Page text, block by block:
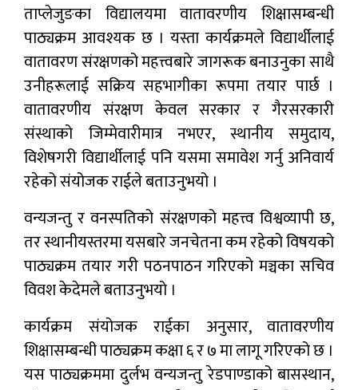
ताप्लेजुङका विद्यालयमा वातावरणीय शिक्षासम्बन्धी
पाठ्यक्रम आवश्यक छ । यस्ता कार्यक्रमले विद्यार्थीलाई
वातावरण संरक्षणको महत्त्वबारे जागरूक बनाउनुका साथै
उनीहरूलाई सक्रिय सहभागीका रूपमा तयार पार्छ ।
वातावरणीय संरक्षण केवल सरकार र गैरसरकारी
संस्थाको जिम्मेवारीमात्र नभएर, स्थानीय समुदाय,
विशेषगरी विद्यार्थीलाई पनि यसमा समावेश गर्नु अनिवार्य
रहेको संयोजक राईले बताउनुभयो ।
वन्यजन्तु र वनस्पतिको संरक्षणको महत्त्व विश्वव्यापी छ,
तर स्थानीयस्तरमा यसबारे जनचेतना कम रहेको विषयको
पाठ्यक्रम तयार गरी पठनपाठन गरिएको मञ्चका सचिव
विवश केदेमले बताउनुभयो ।
कार्यक्रम संयोजक राईका अनुसार, वातावरणीय
शिक्षासम्बन्धी पाठ्यक्रम कक्षा ६ र ७ मा लागू गरिएको छ ।
यस पाठ्यक्रममा दुर्लभ वन्यजन्तु रेडपाण्डाको बासस्थान,